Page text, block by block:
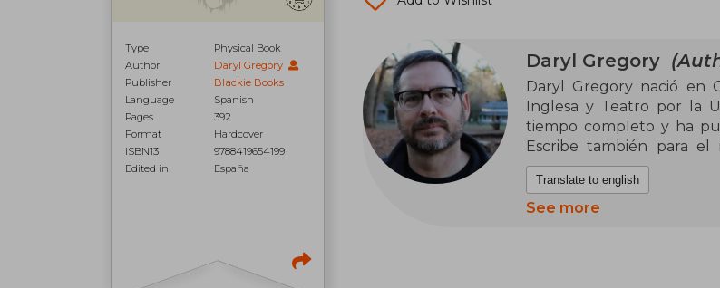
Type
Physical Book
Author
Daryl Gregory
Publisher
Blackie Books
Language
Spanish
Pages
392
Format
Hardcover
ISBN13
9788419654199
Edited in
España
Daryl Gregory
Daryl Gregory nació en
Inglesa y Teatro por la
tiempo completo y ha
Escribe también para el
(California), y en la
Su primer relato, “In the
Translate to english
See more